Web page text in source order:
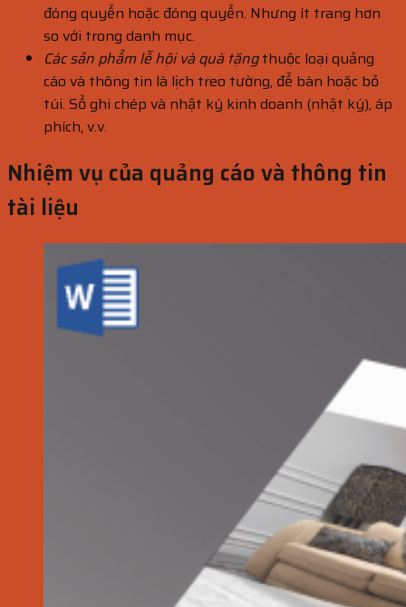
đóng quyển hoặc đóng quyển. Nhưng ít trang hơn
so với trong danh mục.
Các sản phẩm lễ hội và quà tặngthuộc loại quảng
cáo và thông tin là lịch treo tường, để bàn hoặc bỏ
túi. Sổ ghi chép và nhật ký kinh doanh (nhật ký), áp
phích, v.v.
Nhiệm vụ của quảng cáo và thông tin
tài liệu